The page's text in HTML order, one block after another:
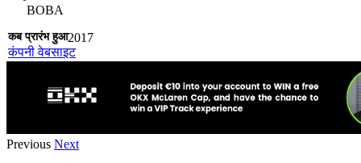
BOBA
2017
कंपनी वेबसाइट
Previous Next